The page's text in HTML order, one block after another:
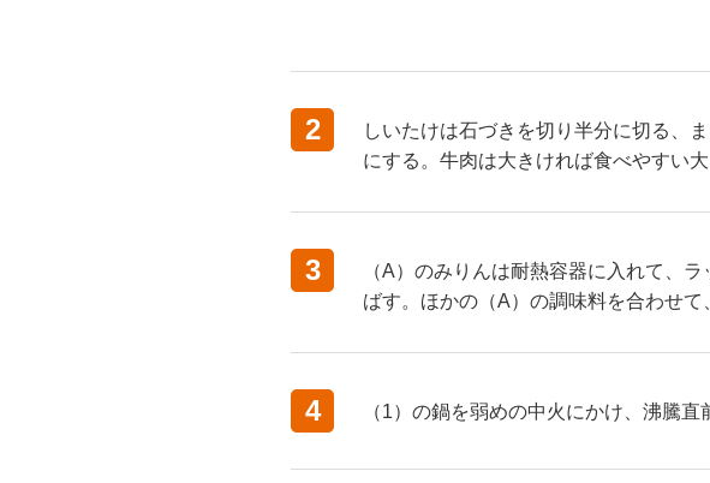
2
しいたけは石づきを切り半分に切る、
にする。牛肉は大きければ食べやすい大
3
（A）のみりんは耐熱容器に入れて、
ばす。ほかの（A）の調味料を合わせて
4 （1）の鍋を弱めの中火にかけ、沸騰直